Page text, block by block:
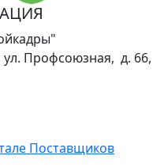
ул. Профсоюзная, д. 66,